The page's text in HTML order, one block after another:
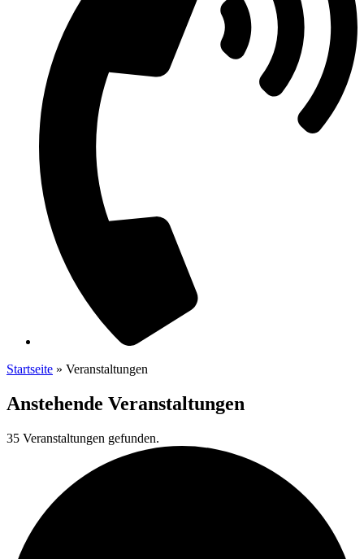
Startseite » Veranstaltungen
Anstehende Veranstaltungen
35 Veranstaltungen gefunden.